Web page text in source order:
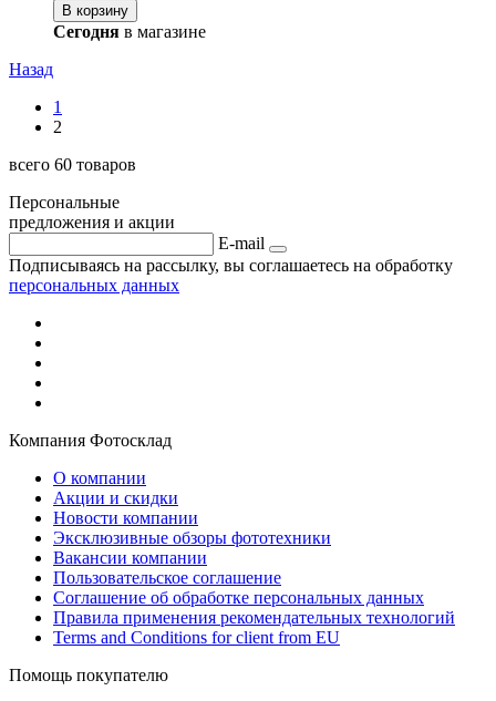
В корзину
Сегодня в магазине
Назад
1
2
всего 60 товаров
Персональные
предложения и акции
E-mail
Подписываясь на рассылку, вы соглашаетесь на обработку
персональных данных
Компания Фотосклад
О компании
Акции и скидки
Новости компании
Эксклюзивные обзоры фототехники
Вакансии компании
Пользовательское соглашение
Соглашение об обработке персональных данных
Правила применения рекомендательных технологий
Terms and Conditions for client from EU
Помощь покупателю